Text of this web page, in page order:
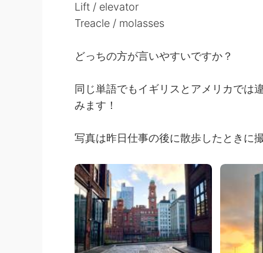
Lift / elevator
Treacle / molasses
どっちの方が言いやすいですか？
同じ単語でもイギリスとアメリカでは
みます！
写真は昨日仕事の後に散歩したときに